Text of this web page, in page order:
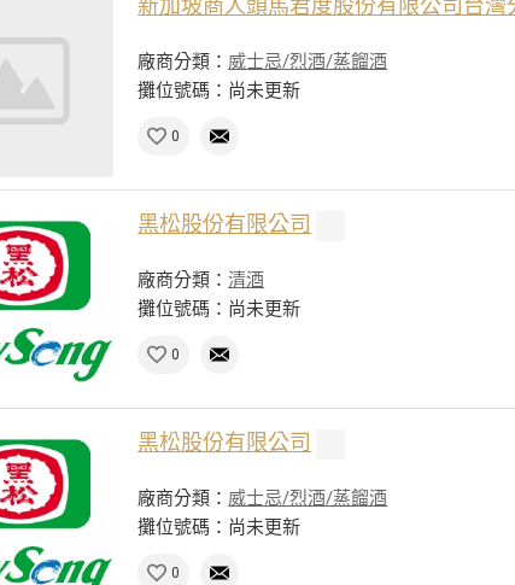
新加坡商人頭馬君度股份有限公司台灣
廠商分類： 威士忌/烈酒/蒸餾酒
攤位號碼：尚未更新
0
黑松股份有限公司
廠商分類：清酒
攤位號碼：尚未更新
0
黑松股份有限公司
廠商分類： 威士忌/烈酒/蒸餾酒
攤位號碼：尚未更新
0